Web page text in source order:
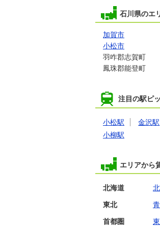
石川県のエ
加賀市
小松市
羽咋郡志賀町
鳳珠郡能登町
注目の駅ピ
小松駅 金沢駅
小柳駅
エリアから
北海道
東北
首都圏